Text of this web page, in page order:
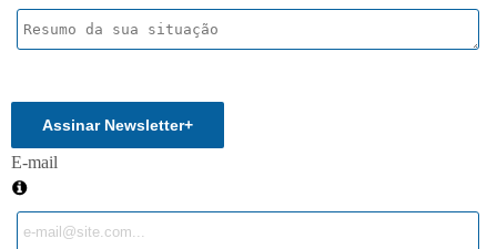
Assinar Newsletter+
E-mail